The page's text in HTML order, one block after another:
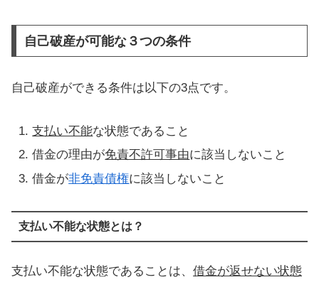
自己破産が可能な３つの条件
自己破産ができる条件は以下の3点です。
支払い不能な状態であること
借金の理由が免責不許可事由に該当しないこと
借金が非免責債権に該当しないこと
支払い不能な状態とは？
支払い不能な状態であることは、 借金が返せない状態